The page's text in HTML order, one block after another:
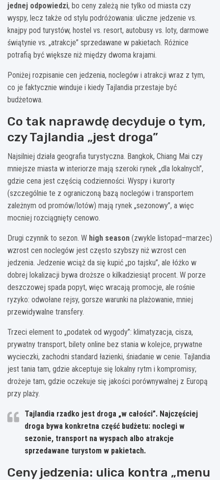
jednej odpowiedzi, bo ceny zależą nie tylko od miasta czy
wyspy, lecz także od stylu podróżowania: uliczne jedzenie vs.
knajpy pod turystów, hostel vs. resort, autobusy vs. loty, darmowe
świątynie vs. „atrakcje” sprzedawane w pakietach. Różnice
potrafią być większe niż między dwoma krajami.
Poniżej rozpisanie cen jedzenia, noclegów i atrakcji wraz z tym,
co je faktycznie winduje i kiedy Tajlandia przestaje być
budżetowa.
Co tak naprawdę decyduje o tym,
czy Tajlandia „jest droga”
Najsilniej działa geografia turystyczna. Bangkok, Chiang Mai czy
mniejsze miasta w interiorze mają szeroki rynek „dla lokalnych”,
gdzie cena jest częścią codzienności. Wyspy i kurorty
(szczególnie te z ograniczoną bazą noclegów i transportem
zależnym od promów/lotów) mają rynek „sezonowy”, a więc
mocniej rozciągnięty cenowo.
Drugi czynnik to sezon. W high season (zwykle listopad–marzec)
wzrost cen noclegów jest często szybszy niż wzrost cen
jedzenia. Jedzenie wciąż da się kupić „po tajsku”, ale łóżko w
dobrej lokalizacji bywa droższe o kilkadziesiąt procent. W porze
deszczowej spada popyt, więc wracają promocje, ale rośnie
ryzyko: odwołane rejsy, gorsze warunki na plażowanie, mniej
przewidywalne transfery.
Trzeci element to „podatek od wygody”: klimatyzacja, cisza,
prywatny transport, bilety online bez stania w kolejce, prywatne
wycieczki, zachodni standard łazienki, śniadanie w cenie. Tajlandia
jest tania tam, gdzie akceptuje się lokalny rytm i kompromisy;
drożeje tam, gdzie oczekuje się jakości porównywalnej z Europą
przy plaży.
Tajlandia rzadko jest droga „w całości”. Najczęściej
droga bywa konkretna część budżetu: noclegi w
sezonie, transport na wyspach albo atrakcje
sprzedawane turystom w pakietach.
Ceny jedzenia: ulica kontra „menu